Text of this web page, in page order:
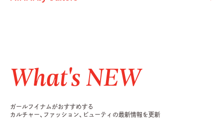
What's NEW
ガールフイナムがおすすめする
カルチャー、ファッション、ビューティの最新情報を更新